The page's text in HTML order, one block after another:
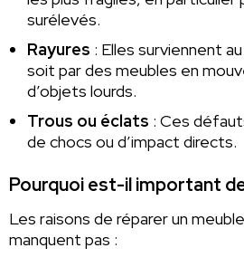
surélevés.
Rayures : Elles surviennent
soit par des meubles en
d’objets lourds.
Trous ou éclats : Ces
de chocs ou d’impact directs.
Pourquoi est-il important
Les raisons de réparer un
manquent pas :